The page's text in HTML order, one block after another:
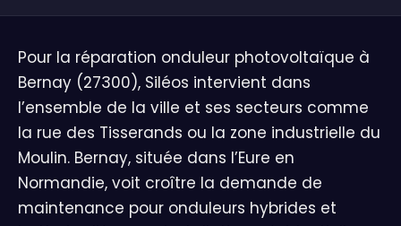
Pour la réparation onduleur photovoltaïque à
Bernay (27300), Siléos intervient dans
l’ensemble de la ville et ses secteurs comme
la rue des Tisserands ou la zone industrielle du
Moulin. Bernay, située dans l’Eure en
Normandie, voit croître la demande de
maintenance pour onduleurs hybrides et